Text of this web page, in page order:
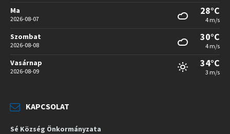
Ma
2026-08-07
28°C
4 m/s
Szombat
2026-08-08
30°C
4 m/s
Vasárnap
2026-08-09
34°C
3 m/s
KAPCSOLAT
Sé Község Önkormányzata